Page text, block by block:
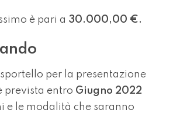
è pari a 30.000,00 €.
sportello per la presentazione
prevista entro Giugno 2022
e le modalità che saranno